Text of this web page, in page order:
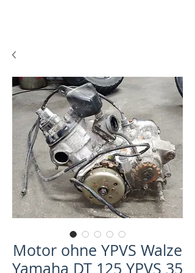
Motor ohne YPVS Walze
Yamaha DT 125 YPVS 35